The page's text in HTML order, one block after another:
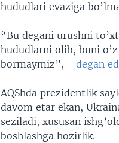
hududlari evaziga
“Bu degani urushni
hududlarni olib, buni
bormaymiz”, -degan
AQShda prezidentlik
davom etar ekan,
seziladi, xususan
boshlashga hozirlik.